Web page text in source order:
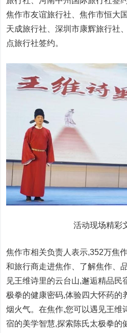
焦作市友谊旅行社、焦作市恒大
天成旅行社、深圳市康辉旅行社
点旅行社签约。
活动现场精彩
焦作市相关负责人表示,352万焦
和旅行商走进焦作、了解焦作、
见王维诗里的云台山,邂逅精品民
极拳的健康密码,体验四大怀药的
烟火气。在焦作,您可以遇见王维
宿的美学智慧,探索陈氏太极拳的